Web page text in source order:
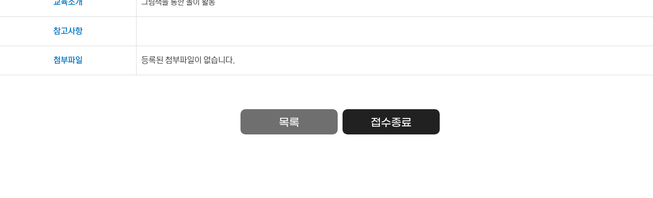
교육소개 그림책을 통한 놀이 활동
참고사항
첨부파일 등록된 첨부파일이 없습니다.
목록 접수종료